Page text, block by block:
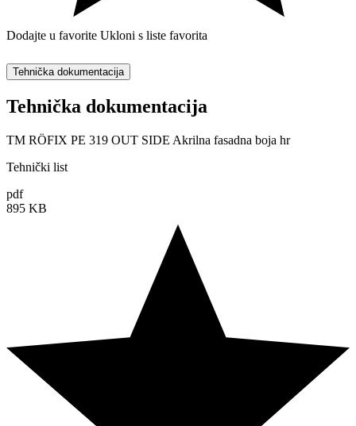
Dodajte u favorite Ukloni s liste favorita
Tehnička dokumentacija
Tehnička dokumentacija
TM RÖFIX PE 319 OUT SIDE Akrilna fasadna boja hr
Tehnički list
pdf
895 KB